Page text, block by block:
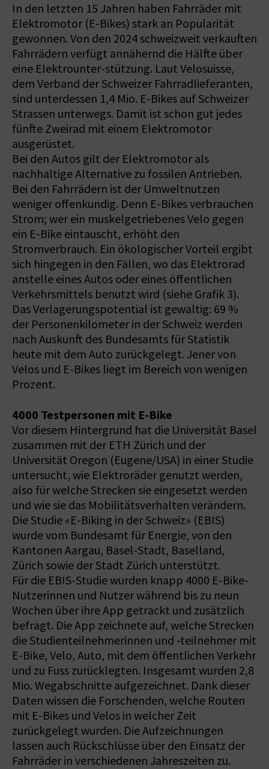
In den letzten 15 Jahren haben Fahrräder mit
Elektromotor (E-Bikes) stark an Popularität
gewonnen. Von den 2024 schweizweit verkauften
Fahrrädern verfügt annä­hernd die Hälfte über
eine Elektrounter-stützung. Laut Velosuisse,
dem Verband der Schweizer Fahrradlieferanten,
sind unterdessen 1,4 Mio. E-Bikes auf Schweizer
Strassen unterwegs. Damit ist schon gut jedes
fünfte Zweirad mit einem Elektromotor
ausgerüstet.
Bei den Autos gilt der Elektromotor als
nachhaltige Alternative zu fossilen Antrieben.
Bei den Fahrrädern ist der Umweltnutzen
weniger offenkundig. Denn E-Bikes verbrauchen
Strom; wer ein muskelgetriebenes Velo gegen
ein E-Bike eintauscht, erhöht den
Stromverbrauch. Ein ökologischer Vorteil ergibt
sich hingegen in den Fällen, wo das Elektrorad
anstelle eines Autos oder eines öffentlichen
Verkehrsmittels benutzt wird (siehe Grafik 3).
Das Verlagerungspotential ist gewaltig: 69 %
der Personenkilometer in der Schweiz werden
nach Auskunft des Bundesamts für Statistik
heute mit dem Auto zurückgelegt. Jener von
Velos und E-Bikes liegt im Bereich von wenigen
Prozent.
4000 Testpersonen mit E-Bike
Vor diesem Hintergrund hat die Universität Basel
zusammen mit der ETH Zürich und der
Universität Oregon (Eugene/USA) in einer Studie
untersucht, wie Elektroräder genutzt werden,
also für welche Strecken sie eingesetzt werden
und wie sie das Mobilitätsverhalten verändern.
Die Studie «E-Biking in der Schweiz» (EBIS)
wurde vom Bundesamt für Energie, von den
Kantonen Aargau, Basel-Stadt, Baselland,
Zürich sowie der Stadt Zürich unterstützt.
Für die EBIS-Studie wurden knapp 4000 E-Bike-
Nutzerinnen und Nutzer während bis zu neun
Wochen über ihre App getrackt und zusätzlich
befragt. Die App zeichnete auf, welche Strecken
die Studienteilnehmerinnen und -teilnehmer mit
E-Bike, Velo, Auto, mit dem öffentlichen Verkehr
und zu Fuss zurücklegten. Insgesamt wurden 2,8
Mio. Wegabschnitte aufgezeichnet. Dank dieser
Daten wissen die Forschenden, welche Routen
mit E-Bikes und Velos in welcher Zeit
zurückgelegt wurden. Die Aufzeichnungen
lassen auch Rückschlüsse über den Einsatz der
Fahrräder in verschiedenen Jahreszeiten zu.